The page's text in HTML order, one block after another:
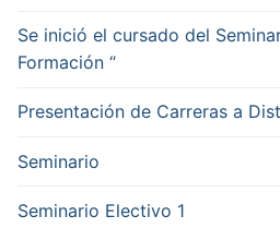
Se inició el cursado del
Formación “
Presentación de Carreras a
Seminario
Seminario Electivo 1